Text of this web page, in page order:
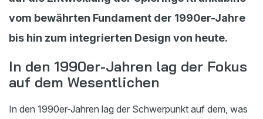
vom bewährten Fundament der 1990er-Jahre
bis hin zum integrierten Design von heute.
In den 1990er-Jahren lag der Fokus
auf dem Wesentlichen
In den 1990er-Jahren lag der Schwerpunkt auf dem, was